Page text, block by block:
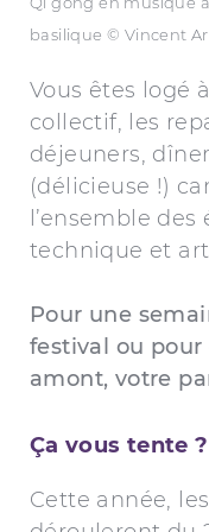
basilique © Vincent
Vous êtes logé
collectif, les
déjeuners,
(délicieuse !)
l’ensemble
technique et
Pour une
festival ou pour
amont, votre
Ça vous tente ?
Cette année,